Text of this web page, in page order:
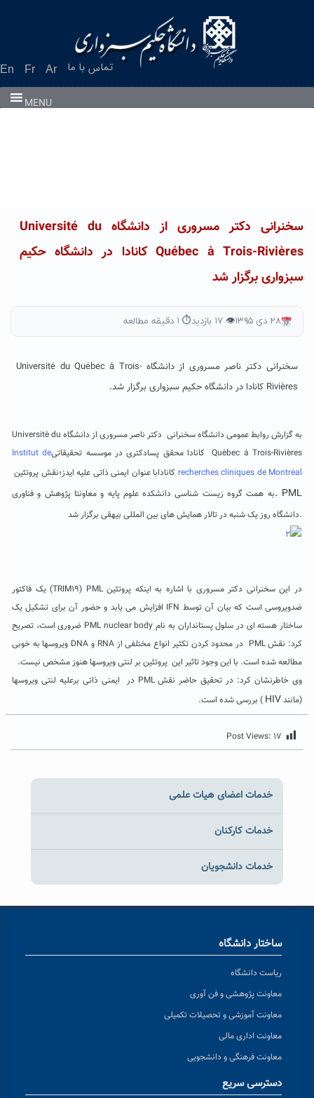
En Fr Ar تماس با ما
MENU
سخنرانی دکتر مسروری از دانشگاه Université du
Québec à Trois-Rivières کانادا در دانشگاه حکیم
سبزواری برگزار شد
۲۸ دی ۱۳۹۵ 👁 ۱۷ بازدید ⏱ ۱ دقیقه مطالعه
سخنرانی دکتر ناصر مسروری از دانشگاه Université du Québec à Trois-
Rivières کانادا در دانشگاه حکیم سبزواری برگزار شد.
به گزارش روابط عمومی دانشگاه سخنرانی دکتر ناصر مسروری از دانشگاه Université du
Québec à Trois-Rivières کانادا محقق پسا‌دکتری در موسسه تحقیقاتیInstitut de
recherches cliniques de Montréal کانادابا عنوان ایمنی ذاتی علیه ایدز؛نقش پروتئین
. PMLبه همت گروه زیست شناسی دانشکده علوم پایه و معاونتا پژوهش و فناوری
دانشگاه روز یک شنبه در تالار همایش های بین المللی بیهقی برگزار شد.
در این سخنرانی دکتر مسروری با اشاره به اینکه پروتئین PML
(
TRIM19) یک فاکتور
ضدویروسی است که بیان آن توسط IFN افزایش می یابد و حضور آن برای تشکیل یک
ساختار هسته ای در سلول پستانداران به نام PML nuclear body ضروری است، تصریح
کرد: نقش PML در محدود کردن تکثیر انواع مختلفی از RNA و DNA ویروسها به خوبی
مطالعه شده است. با این وجود تاثیر این پروتئین بر لنتی ویروسها هنوز مشخص نیست.
وی خاطرنشان کرد: در تحقیق حاضر نقش PML در
ایمنی ذاتی برعلیه لنتی ویروسها
(مانندHIV ) بررسی شده است.
Post Views: ۱۷
خدمات اعضای هیات علمی
خدمات کارکنان
خدمات دانشجویان
ساختار دانشگاه
ریاست دانشگاه
معاونت پژوهشی و فن آوری
معاونت آموزشی و تحصیلات تکمیلی
معاونت اداری مالی
معاونت فرهنگی و دانشجویی
دسترسی سریع